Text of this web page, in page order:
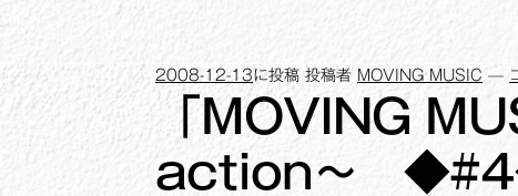
2008-12-13に投稿 投稿者 MOVING MUSIC —
「MOVING
action～